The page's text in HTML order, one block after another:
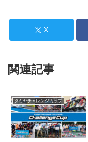
X
関連記事
タミヤチャレンジカップ